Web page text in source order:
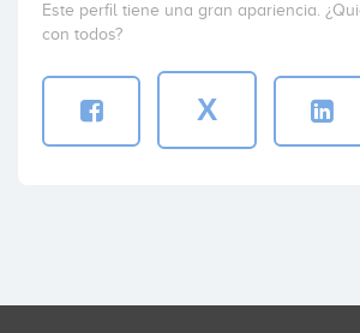
Este perfil tiene una gran apariencia.
con todos?
X